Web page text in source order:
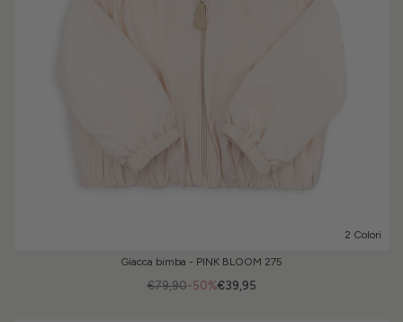
2 Colori
Giacca bimba - PINK BLOOM 275
-50%
€79,90 €39,95